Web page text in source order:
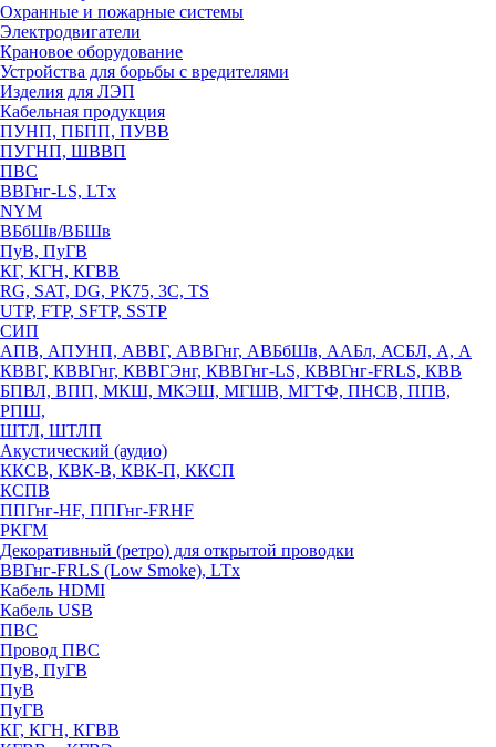
Охранные и пожарные системы
Электродвигатели
Крановое оборудование
Устройства для борьбы с вредителями
Изделия для ЛЭП
Кабельная продукция
ПУНП, ПБПП, ПУВВ
ПУГНП, ШВВП
ПВС
ВВГнг-LS, LTx
NYM
ВБбШв/ВБШв
ПуВ, ПуГВ
КГ, КГН, КГВВ
RG, SAT, DG, РК75, 3С, TS
UTP, FTP, SFTP, SSTP
СИП
АПВ, АПУНП, АВВГ, АВВГнг, АВБбШв, ААБл, АСБЛ, А, А
КВВГ, КВВГнг, КВВГЭнг, КВВГнг-LS, КВВГнг-FRLS, КВВ
БПВЛ, ВПП, МКШ, МКЭШ, МГШВ, МГТФ, ПНСВ, ППВ,
РПШ,
ШТЛ, ШТЛП
Акустический (аудио)
ККСВ, КВК-В, КВК-П, ККСП
КСПВ
ППГнг-HF, ППГнг-FRHF
РКГМ
Декоративный (ретро) для открытой проводки
ВВГнг-FRLS (Low Smoke), LTx
Кабель HDMI
Кабель USB
ПВС
Провод ПВС
ПуВ, ПуГВ
ПуВ
ПуГВ
КГ, КГН, КГВВ